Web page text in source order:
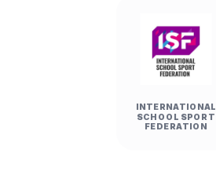
INTERNATIONAL
SCHOOL SPORT
FEDERATION